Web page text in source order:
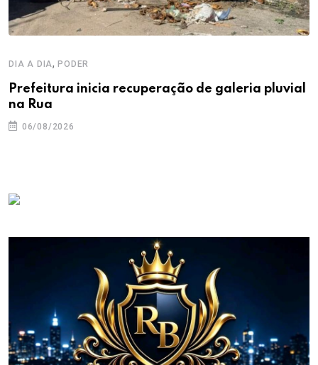
DIA A DIA,PODER
Prefeitura inicia recuperação de galeria pluvial
na Rua
06/08/2026